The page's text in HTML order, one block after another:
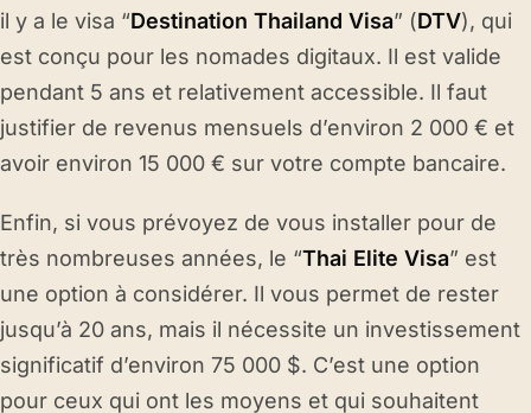
il y a le visa “Destination Thailand Visa” (DTV), qui
est conçu pour les nomades digitaux. Il est valide
pendant 5 ans et relativement accessible. Il faut
justifier de revenus mensuels d’environ 2 000 € et
avoir environ 15 000 € sur votre compte bancaire.
Enfin, si vous prévoyez de vous installer pour de
très nombreuses années, le “Thai Elite Visa” est
une option à considérer. Il vous permet de rester
jusqu’à 20 ans, mais il nécessite un investissement
significatif d’environ 75 000 $. C’est une option
pour ceux qui ont les moyens et qui souhaitent